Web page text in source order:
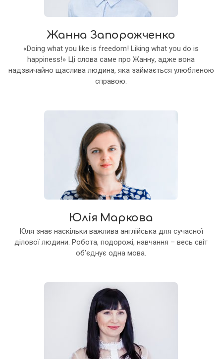
Жанна Запорожченко
«Doing what you like is freedom! Liking what you do is
happiness!» Ці слова саме про Жанну, адже вона
надзвичайно щаслива людина, яка займається улюбленою
справою.
Юлія Маркова
Юля знає наскільки важлива англійська для сучасної
ділової людини. Робота, подорожі, навчання – весь світ
об’єднує одна мова.